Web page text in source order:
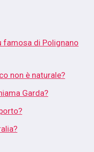
famosa di Polignano
non è naturale?
Garda?